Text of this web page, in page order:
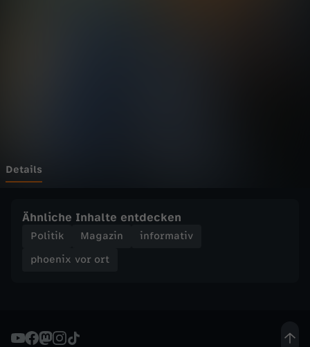
t
G
n
Details
Ähnliche Inhalte entdecken
Politik Magazin
informativ
phoenix vor ort